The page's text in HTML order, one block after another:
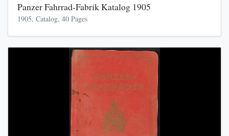
Panzer Fahrrad-Fabrik Katalog 1905
1905, Catalog, 40 Pages